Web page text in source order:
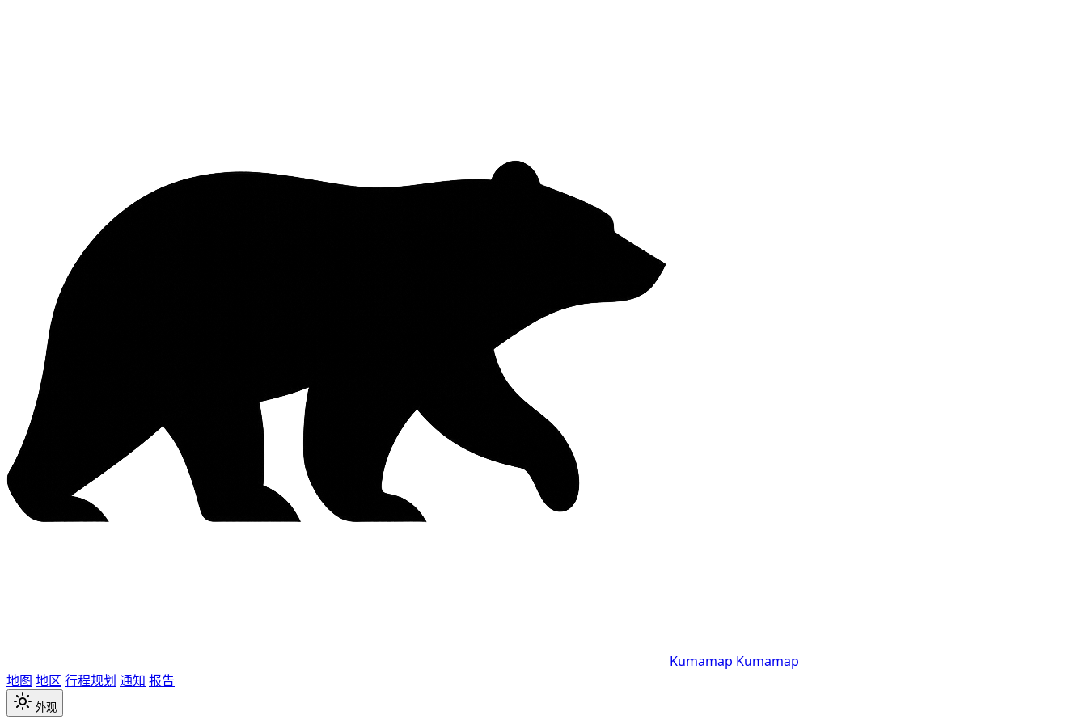
Kumamap Kumamap
地图 地区 行程规划 通知 报告
外观